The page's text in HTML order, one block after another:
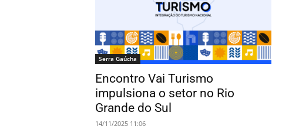
Serra Gaúcha
Encontro Vai Turismo
impulsiona o setor no Rio
Grande do Sul
14/11/2025 11:06